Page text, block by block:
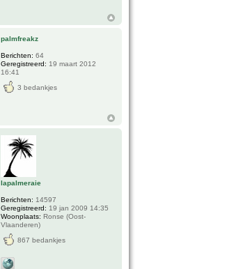
palmfreakz
Berichten: 64
Geregistreerd: 19 maart 2012
16:41
3 bedankjes
lapalmeraie
Berichten: 14597
Geregistreerd: 19 jan 2009 14:35
Woonplaats: Ronse (Oost-
Vlaanderen)
867 bedankjes